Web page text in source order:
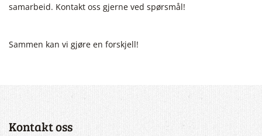
samarbeid. Kontakt oss gjerne ved spørsmål!
Sammen kan vi gjøre en forskjell!
Kontakt oss